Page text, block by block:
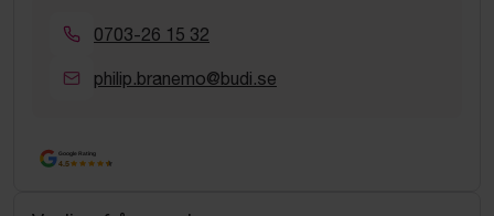
0703-26 15 32
philip.branemo@budi.se
Google Rating
4.5